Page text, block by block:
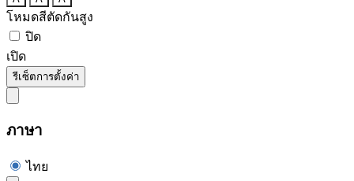
โหมดสีตัดกันสูง
ปิด
เปิด
รีเซ็ตการตั้งค่า
ภาษา
ไทย